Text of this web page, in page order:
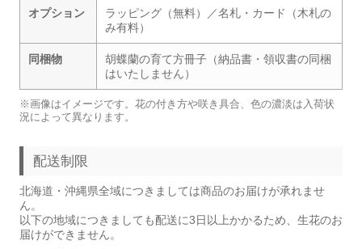
オプション
ラッピング（無料）／名札・カード（木札の
み有料）
同梱物
胡蝶蘭の育て方冊子（納品書・領収書の同梱
はいたしません）
※画像はイメージです。花の付き方や咲き具合、色の濃淡は入荷状
況によって異なります。
配送制限
北海道・沖縄県全域につきましては商品のお届けが承れませ
ん。
以下の地域につきましても配送に3日以上かかるため、生花のお
届けができません。